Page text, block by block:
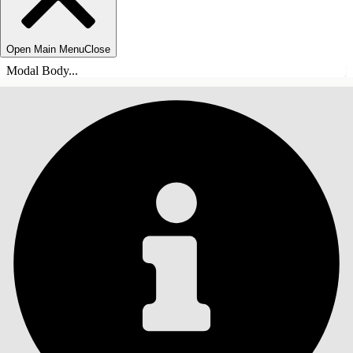
Open Main MenuClose
Modal Body...
SISÄLLYSLUETTELO